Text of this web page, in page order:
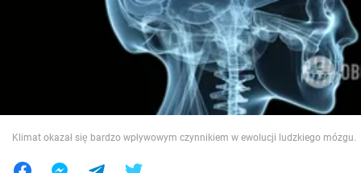
Wojna na Ukrainie
Jedzenie
Klimat okazał się bardzo wpływowym czynnikiem w ewolucji ludzkiego mózgu.